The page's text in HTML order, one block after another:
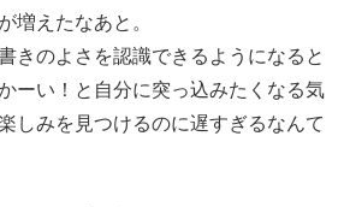
増えたなあと。
きのよさを認識できるようになると
ーい！と自分に突っ込みたくなる気
しみを見つけるのに遅すぎるなんて